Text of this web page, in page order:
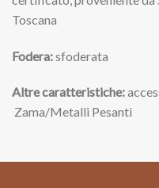
Toscana
Fodera:sfoderata
Altre caratteristiche:
Zama/Metalli Pesanti